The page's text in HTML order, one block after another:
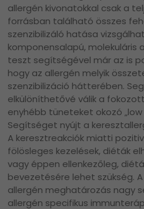
allergén kivonatokkal csak a
forrásban található összes
szenzibilizáló hatása
komponensalapú, molekuláris
teszt segítségével már az is
hogy az allergén melyik
szenzibilizáció hátterében.
elkülöníthetővé válik a fokozott
enyhébb tüneteket okozó „low
Segítséget nyújt a
A keresztreakciók miatti
fölösleges kezelések, diéták
vagy éppen ellenkezőleg,
bevezetésére lehet szükség.
allergén meghatározás nagy
allergén specifikus